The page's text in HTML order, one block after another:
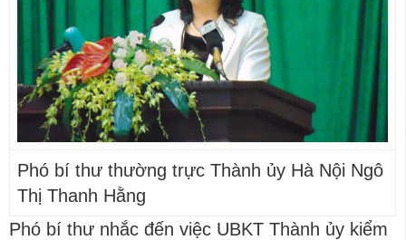
Phó bí thư thường trực Thành ủy Hà Nội Ngô
Thị Thanh Hằng
Phó bí thư nhắc đến việc UBKT Thành ủy kiểm